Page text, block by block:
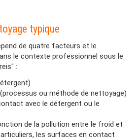
typique
de quatre facteurs et le
le contexte professionnel sous le
:
(processus ou méthode de nettoyage)
avec le détergent ou le
de la pollution entre le froid et
les surfaces en contact